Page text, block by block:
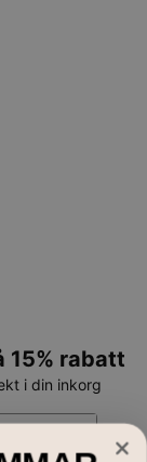
15% rabatt
i din inkorg